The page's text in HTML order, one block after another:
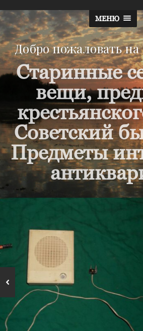
МЕНЮ
Добро пожаловать на
Старинные
вещи,
Советский
Предметы